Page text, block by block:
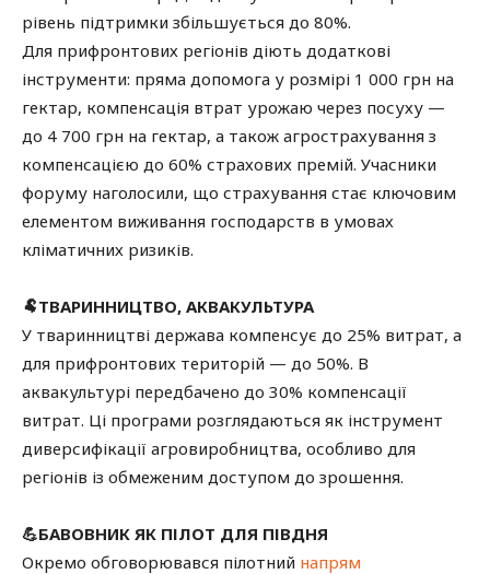
рівень підтримки збільшується до 80%.
Для прифронтових регіонів діють додаткові
інструменти: пряма допомога у розмірі 1 000 грн на
гектар, компенсація втрат урожаю через посуху —
до 4 700 грн на гектар, а також агрострахування з
компенсацією до 60% страхових премій. Учасники
форуму наголосили, що страхування стає ключовим
елементом виживання господарств в умовах
кліматичних ризиків.
🐏ТВАРИННИЦТВО, АКВАКУЛЬТУРА
У тваринництві держава компенсує до 25% витрат, а
для прифронтових територій — до 50%. В
аквакультурі передбачено до 30% компенсації
витрат. Ці програми розглядаються як інструмент
диверсифікації агровиробництва, особливо для
регіонів із обмеженим доступом до зрошення.
💪БАВОВНИК ЯК ПІЛОТ ДЛЯ ПІВДНЯ
Окремо обговорювався пілотний напрям